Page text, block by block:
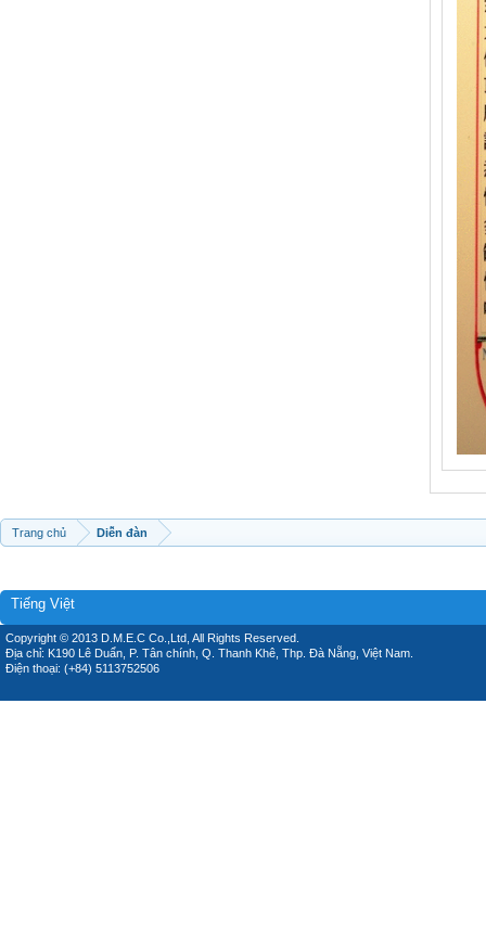
Trang chủ Diễn đàn
Tiếng Việt
Copyright © 2013 D.M.E.C Co.,Ltd, All Rights Reserved.
Địa chỉ: K190 Lê Duẩn, P. Tân chính, Q. Thanh Khê, Thp. Đà Nẵng, Việt Nam.
Điện thoại: (+84) 5113752506